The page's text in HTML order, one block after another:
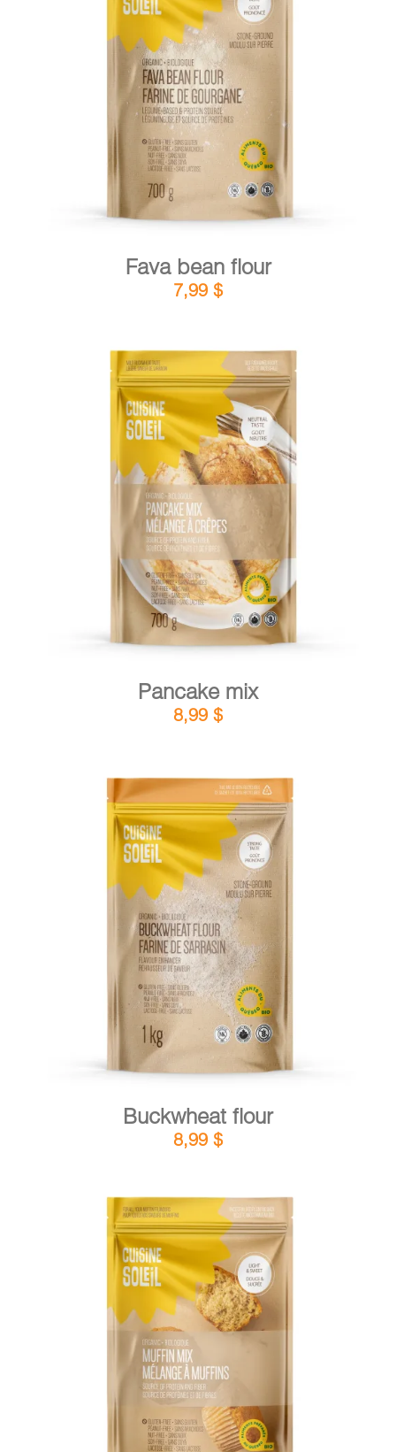
ADD TO CART / DETAILS
Fava bean flour
7,99 $
ADD TO CART
Pancake mix
8,99 $
ADD TO CART / DETAILS
Buckwheat flour
8,99 $
ADD TO CART